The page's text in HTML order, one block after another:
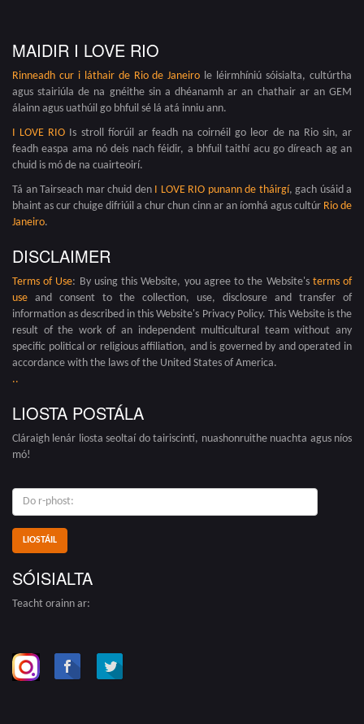
MAIDIR I LOVE RIO
Rinneadh cur i láthair de Rio de Janeiro le léirmhíniú sóisialta, cultúrtha
agus stairiúla de na gnéithe sin a dhéanamh ar an chathair ar an GEM
álainn agus uathúil go bhfuil sé lá atá inniu ann.
I LOVE RIO Is stroll fíorúil ar feadh na coirnéil go leor de na Rio sin, ar
feadh easpa ama nó deis nach féidir, a bhfuil taithí acu go díreach ag an
chuid is mó de na cuairteoirí.
Tá an Tairseach mar chuid den
I LOVE RIO punann de tháirgí, gach úsáid a
bhaint as cur chuige difriúil a chur chun cinn ar an íomhá agus cultúr Rio de
Janeiro.
DISCLAIMER
Terms of Use: By using this Website, you agree to the Website's terms of
use and consent to the collection, use, disclosure and transfer of
information as described in this Website's Privacy Policy. This Website is the
result of the work of an independent multicultural team without any
specific political or religious affiliation, and is governed by and operated in
accordance with the laws of the United States of America.
..
LIOSTA POSTÁLA
Cláraigh lenár liosta seoltaí do tairiscintí, nuashonruithe nuachta agus níos
mó!
do
r-
phost:
SÓISIALTA
Teacht orainn ar: